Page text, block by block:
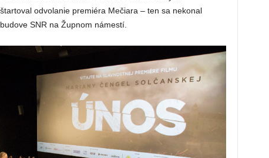
odvolanie premiéra Mečiara – ten sa nekonal
SNR na Župnom námestí.